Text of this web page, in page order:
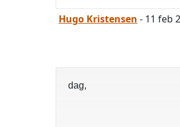
Hugo Kristensen - 11 feb
dag,